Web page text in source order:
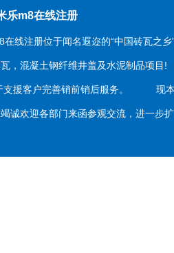
乐m8在线注册
注册位于闻名遐迩的“中国砖瓦之乡
瓦，混凝土钢纤维井盖及水泥制品项
支援客户完善销前销后服务。 现本
竭诚欢迎各部门来函参观交流，进一